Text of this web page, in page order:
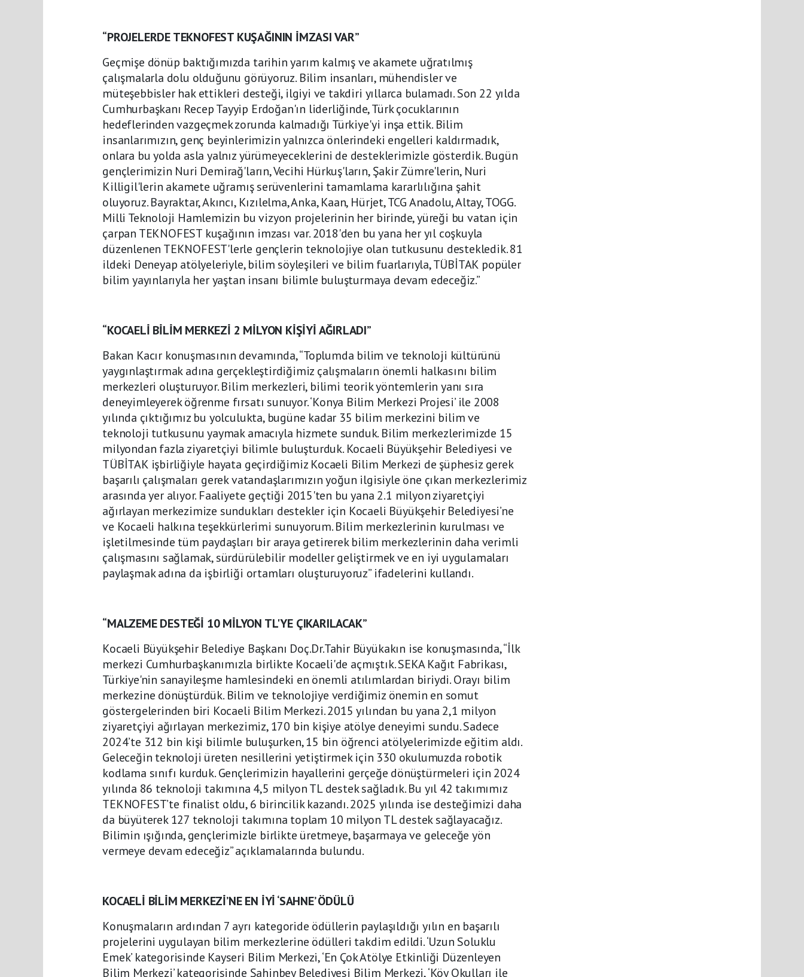
“PROJELERDE TEKNOFEST KUŞAĞININ İMZASI VAR”
Geçmişe dönüp baktığımızda tarihin yarım kalmış ve akamete uğratılmış
çalışmalarla dolu olduğunu görüyoruz. Bilim insanları, mühendisler ve
müteşebbisler hak ettikleri desteği, ilgiyi ve takdiri yıllarca bulamadı. Son 22 yılda
Cumhurbaşkanı Recep Tayyip Erdoğan'ın liderliğinde, Türk çocuklarının
hedeflerinden vazgeçmek zorunda kalmadığı Türkiye'yi inşa ettik. Bilim
insanlarımızın, genç beyinlerimizin yalnızca önlerindeki engelleri kaldırmadık,
onlara bu yolda asla yalnız yürümeyeceklerini de desteklerimizle gösterdik. Bugün
gençlerimizin Nuri Demirağ'ların, Vecihi Hürkuş'ların, Şakir Zümre'lerin, Nuri
Killigil'lerin akamete uğramış serüvenlerini tamamlama kararlılığına şahit
oluyoruz. Bayraktar, Akıncı, Kızılelma, Anka, Kaan, Hürjet, TCG Anadolu, Altay, TOGG.
Milli Teknoloji Hamlemizin bu vizyon projelerinin her birinde, yüreği bu vatan için
çarpan TEKNOFEST kuşağının imzası var. 2018'den bu yana her yıl coşkuyla
düzenlenen TEKNOFEST'lerle gençlerin teknolojiye olan tutkusunu destekledik. 81
ildeki Deneyap atölyeleriyle, bilim söyleşileri ve bilim fuarlarıyla, TÜBİTAK popüler
bilim yayınlarıyla her yaştan insanı bilimle buluşturmaya devam edeceğiz.”
“KOCAELİ BİLİM MERKEZİ 2 MİLYON KİŞİYİ AĞIRLADI”
Bakan Kacır konuşmasının devamında, “Toplumda bilim ve teknoloji kültürünü
yaygınlaştırmak adına gerçekleştirdiğimiz çalışmaların önemli halkasını bilim
merkezleri oluşturuyor. Bilim merkezleri, bilimi teorik yöntemlerin yanı sıra
deneyimleyerek öğrenme fırsatı sunuyor. ‘Konya Bilim Merkezi Projesi’ ile 2008
yılında çıktığımız bu yolculukta, bugüne kadar 35 bilim merkezini bilim ve
teknoloji tutkusunu yaymak amacıyla hizmete sunduk. Bilim merkezlerimizde 15
milyondan fazla ziyaretçiyi bilimle buluşturduk. Kocaeli Büyükşehir Belediyesi ve
TÜBİTAK işbirliğiyle hayata geçirdiğimiz Kocaeli Bilim Merkezi de şüphesiz gerek
başarılı çalışmaları gerek vatandaşlarımızın yoğun ilgisiyle öne çıkan merkezlerimiz
arasında yer alıyor. Faaliyete geçtiği 2015'ten bu yana 2.1 milyon ziyaretçiyi
ağırlayan merkezimize sundukları destekler için Kocaeli Büyükşehir Belediyesi’ne
ve Kocaeli halkına teşekkürlerimi sunuyorum. Bilim merkezlerinin kurulması ve
işletilmesinde tüm paydaşları bir araya getirerek bilim merkezlerinin daha verimli
çalışmasını sağlamak, sürdürülebilir modeller geliştirmek ve en iyi uygulamaları
paylaşmak adına da işbirliği ortamları oluşturuyoruz” ifadelerini kullandı.
“MALZEME DESTEĞİ 10 MİLYON TL'YE ÇIKARILACAK”
Kocaeli Büyükşehir Belediye Başkanı Doç.Dr.Tahir Büyükakın ise konuşmasında, “İlk
merkezi Cumhurbaşkanımızla birlikte Kocaeli'de açmıştık. SEKA Kağıt Fabrikası,
Türkiye'nin sanayileşme hamlesindeki en önemli atılımlardan biriydi. Orayı bilim
merkezine dönüştürdük. Bilim ve teknolojiye verdiğimiz önemin en somut
göstergelerinden biri Kocaeli Bilim Merkezi. 2015 yılından bu yana 2,1 milyon
ziyaretçiyi ağırlayan merkezimiz, 170 bin kişiye atölye deneyimi sundu. Sadece
2024’te 312 bin kişi bilimle buluşurken, 15 bin öğrenci atölyelerimizde eğitim aldı.
Geleceğin teknoloji üreten nesillerini yetiştirmek için 330 okulumuzda robotik
kodlama sınıfı kurduk. Gençlerimizin hayallerini gerçeğe dönüştürmeleri için 2024
yılında 86 teknoloji takımına 4,5 milyon TL destek sağladık. Bu yıl 42 takımımız
TEKNOFEST’te finalist oldu, 6 birincilik kazandı. 2025 yılında ise desteğimizi daha
da büyüterek 127 teknoloji takımına toplam 10 milyon TL destek sağlayacağız.
Bilimin ışığında, gençlerimizle birlikte üretmeye, başarmaya ve geleceğe yön
vermeye devam edeceğiz” açıklamalarında bulundu.
KOCAELİ BİLİM MERKEZİ’NE EN İYİ ‘SAHNE’ ÖDÜLÜ
Konuşmaların ardından 7 ayrı kategoride ödüllerin paylaşıldığı yılın en başarılı
projelerini uygulayan bilim merkezlerine ödülleri takdim edildi. ‘Uzun Soluklu
Emek’ kategorisinde Kayseri Bilim Merkezi, ‘En Çok Atölye Etkinliği Düzenleyen
Bilim Merkezi’ kategorisinde Şahinbey Belediyesi Bilim Merkezi, ‘Köy Okulları ile